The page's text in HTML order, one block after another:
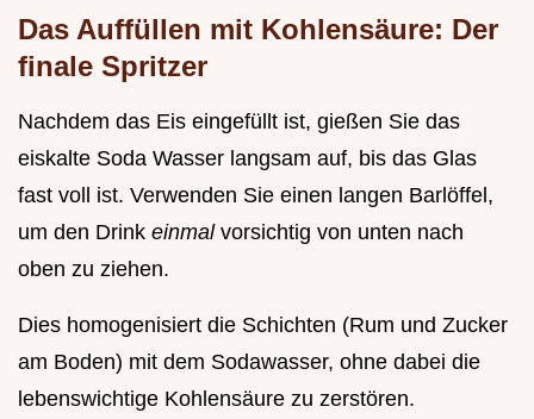
Das Auffüllen mit Kohlensäure: Der
finale Spritzer
Nachdem das Eis eingefüllt ist, gießen Sie das
eiskalte Soda Wasser langsam auf, bis das Glas
fast voll ist. Verwenden Sie einen langen Barlöffel,
um den Drink einmal vorsichtig von unten nach
oben zu ziehen.
Dies homogenisiert die Schichten (Rum und Zucker
am Boden) mit dem Sodawasser, ohne dabei die
lebenswichtige Kohlensäure zu zerstören.